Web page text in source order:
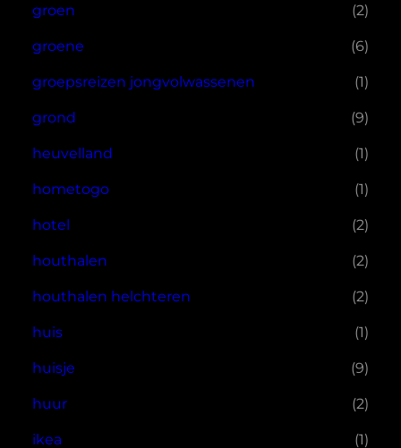
groen (2)
groene (6)
groepsreizen jongvolwassenen (1)
grond (9)
heuvelland (1)
hometogo (1)
hotel (2)
houthalen (2)
houthalen helchteren (2)
huis (1)
huisje (9)
huur (2)
ikea (1)